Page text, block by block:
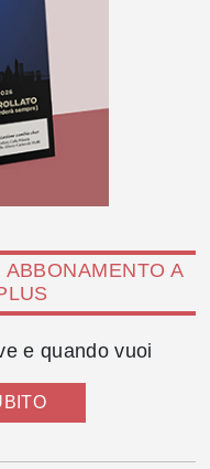
A
e quando vuoi